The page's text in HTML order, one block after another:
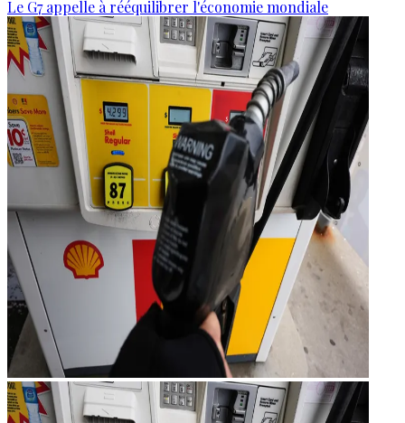
Le G7 appelle à rééquilibrer l'économie mondiale